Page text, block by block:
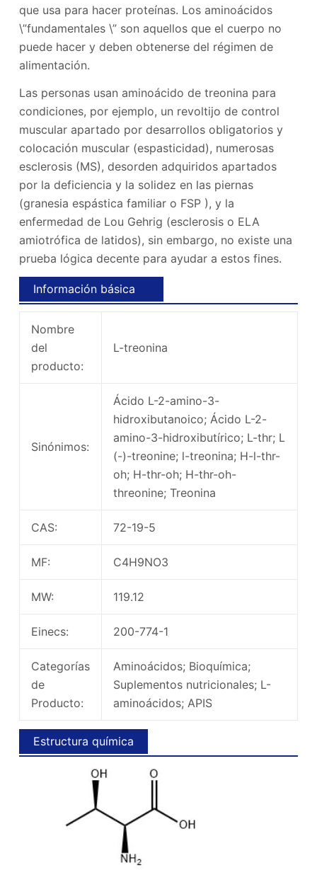
que usa para hacer proteínas. Los aminoácidos
\”fundamentales \” son aquellos que el cuerpo no
puede hacer y deben obtenerse del régimen de
alimentación.
Las personas usan aminoácido de treonina para
condiciones, por ejemplo, un revoltijo de control
muscular apartado por desarrollos obligatorios y
colocación muscular (espasticidad), numerosas
esclerosis (MS), desorden adquiridos apartados
por la deficiencia y la solidez en las piernas
(granesia espástica familiar o FSP ), y la
enfermedad de Lou Gehrig (esclerosis o ELA
amiotrófica de latidos), sin embargo, no existe una
prueba lógica decente para ayudar a estos fines.
Información básica
Nombre
del
producto:
L-treonina
Sinónimos:
Ácido L-2-amino-3-
hidroxibutanoico; Ácido L-2-
amino-3-hidroxibutírico; L-thr; L
(-)-treonine; l-treonina; H-l-thr-
oh; H-thr-oh; H-thr-oh-
threonine; Treonina
CAS: 72-19-5
MF: C4H9NO3
MW: 119.12
Einecs: 200-774-1
Categorías
de
Producto:
Aminoácidos; Bioquímica;
Suplementos nutricionales; L-
aminoácidos; APIS
Estructura química